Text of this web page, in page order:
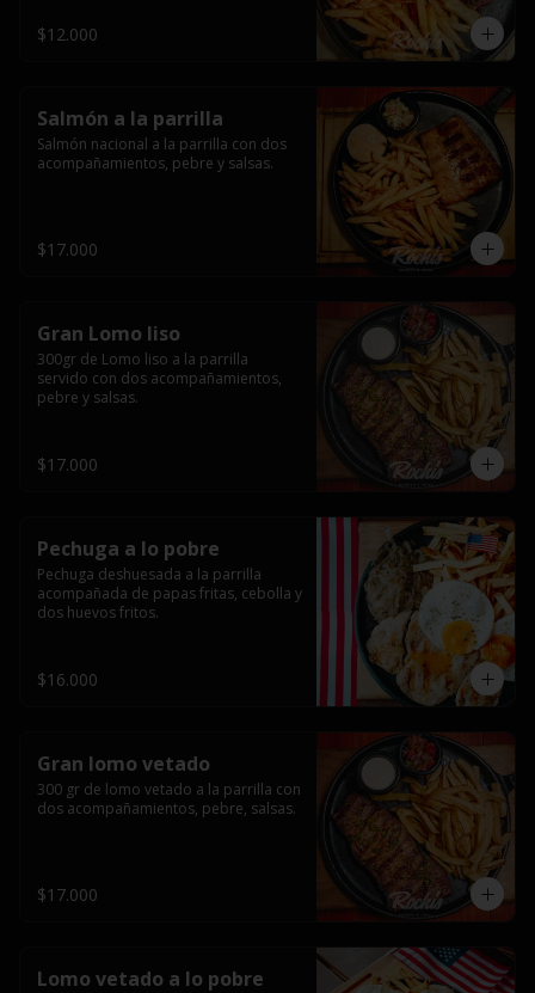
$12.000
Salmón a la parrilla
Salmón nacional a la parrilla con dos
acompañamientos, pebre y salsas.
$17.000
Gran Lomo liso
300gr de Lomo liso a la parrilla
servido con dos acompañamientos,
pebre y salsas.
$17.000
Pechuga a lo pobre
Pechuga deshuesada a la parrilla
acompañada de papas fritas, cebolla y
dos huevos fritos.
$16.000
Gran lomo vetado
300 gr de lomo vetado a la parrilla con
dos acompañamientos, pebre, salsas.
$17.000
Lomo vetado a lo pobre